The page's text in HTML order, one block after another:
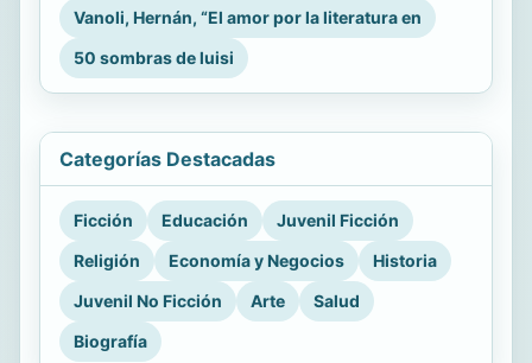
Vanoli, Hernán, “El amor por la literatura en
50 sombras de luisi
Categorías Destacadas
Ficción Educación
Juvenil Ficción
Religión
Economía y Negocios
Historia
Juvenil No Ficción
Arte
Salud
Biografía